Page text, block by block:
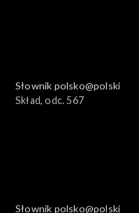
Słownik polsko@polski
Skład, odc. 567
Słownik polsko@polski